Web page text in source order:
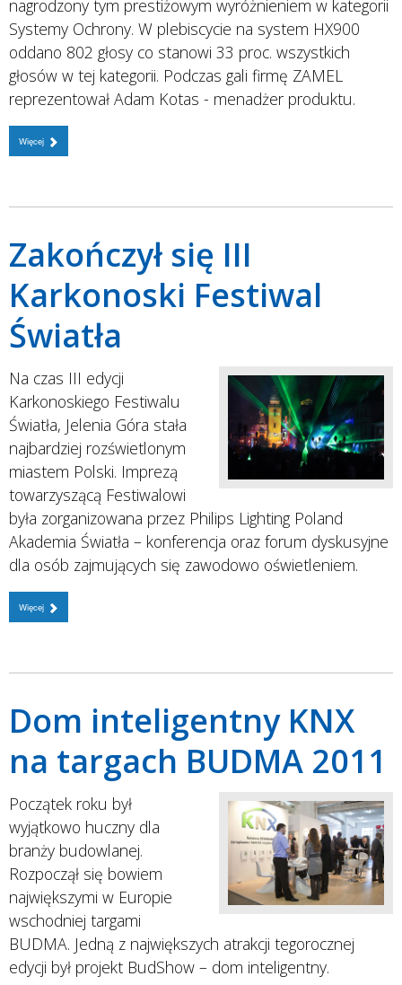
nagrodzony tym prestiżowym wyróżnieniem w kategorii
Systemy Ochrony. W plebiscycie na system HX900
oddano 802 głosy co stanowi 33 proc. wszystkich
głosów w tej kategorii. Podczas gali firmę ZAMEL
reprezentował Adam Kotas - menadżer produktu.
Więcej
Zakończył się III
Karkonoski Festiwal
Światła
Na czas III edycji
Karkonoskiego Festiwalu
Światła, Jelenia Góra stała
najbardziej rozświetlonym
miastem Polski. Imprezą
towarzyszącą Festiwalowi
była zorganizowana przez Philips Lighting Poland
Akademia Światła – konferencja oraz forum dyskusyjne
dla osób zajmujących się zawodowo oświetleniem.
Więcej
Dom inteligentny KNX
na targach BUDMA 2011
Początek roku był
wyjątkowo huczny dla
branży budowlanej.
Rozpoczął się bowiem
największymi w Europie
wschodniej targami
BUDMA. Jedną z największych atrakcji tegorocznej
edycji był projekt BudShow – dom inteligentny.